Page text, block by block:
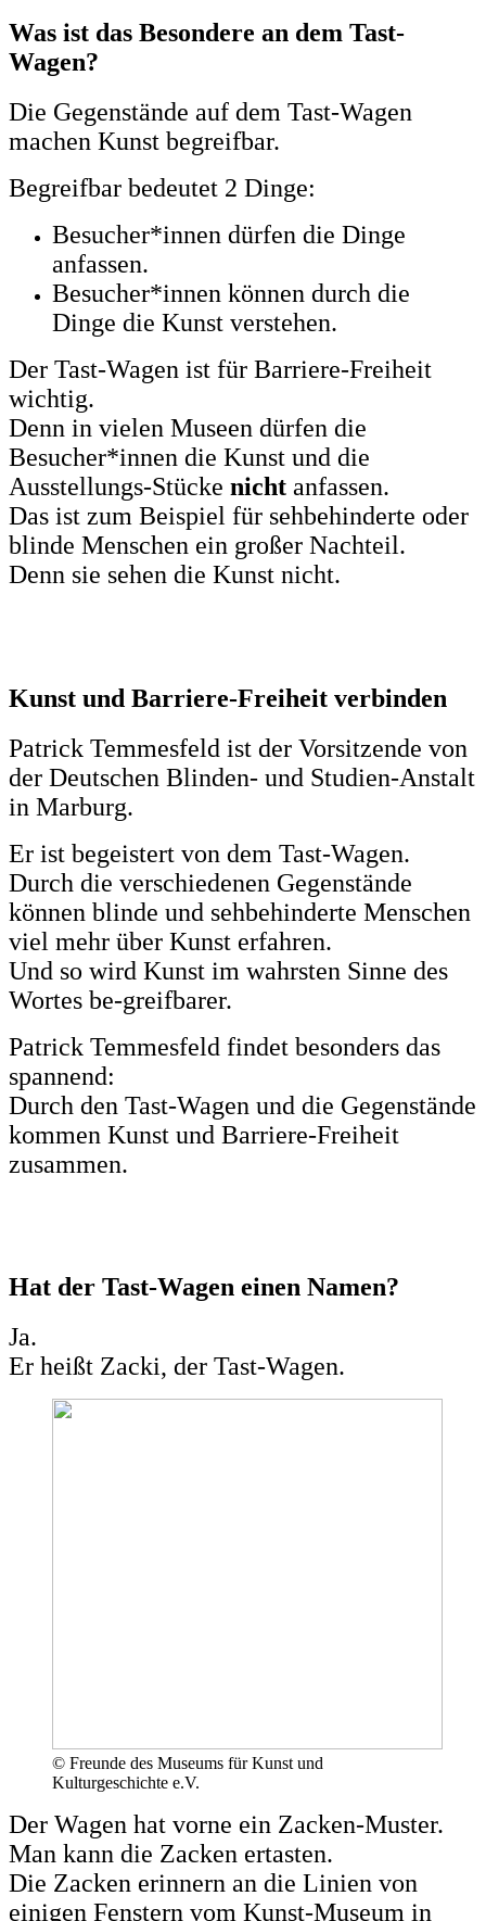
Was ist das Besondere an dem Tast-
Wagen?
Die Gegenstände auf dem Tast-Wagen
machen Kunst begreifbar.
Begreifbar bedeutet 2 Dinge:
Besucher*innen dürfen die Dinge
anfassen.
Besucher*innen können durch die
Dinge die Kunst verstehen.
Der Tast-Wagen ist für Barriere-Freiheit
wichtig.
Denn in vielen Museen dürfen die
Besucher*innen die Kunst und die
Ausstellungs-Stücke nicht anfassen.
Das ist zum Beispiel für sehbehinderte oder
blinde Menschen ein großer Nachteil.
Denn sie sehen die Kunst nicht.
Kunst und Barriere-Freiheit verbinden
Patrick Temmesfeld ist der Vorsitzende von
der Deutschen Blinden- und Studien-Anstalt
in Marburg.
Er ist begeistert von dem Tast-Wagen.
Durch die verschiedenen Gegenstände
können blinde und sehbehinderte Menschen
viel mehr über Kunst erfahren.
Und so wird Kunst im wahrsten Sinne des
Wortes be-greifbarer.
Patrick Temmesfeld findet besonders das
spannend:
Durch den Tast-Wagen und die Gegenstände
kommen Kunst und Barriere-Freiheit
zusammen.
Hat der Tast-Wagen einen Namen?
Ja.
Er heißt Zacki, der Tast-Wagen.
© Freunde des Museums für Kunst und
Kulturgeschichte e.V.
Der Wagen hat vorne ein Zacken-Muster.
Man kann die Zacken ertasten.
Die Zacken erinnern an die Linien von
einigen Fenstern vom Kunst-Museum in